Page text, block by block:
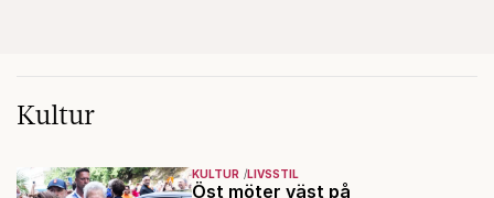
Kultur
KULTUR LIVSSTIL
Öst möter väst på